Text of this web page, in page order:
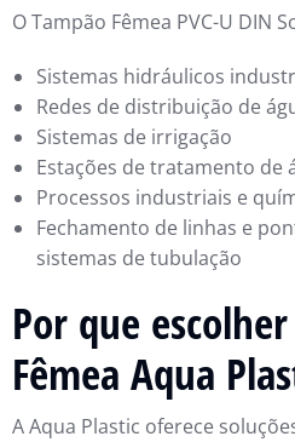
O Tampão Fêmea PVC-U DIN
Sistemas hidráulicos
Redes de distribuição de
Sistemas de irrigação
Estações de tratamento de
Processos industriais e
Fechamento de linhas e
sistemas de tubulação
Por que
Fêmea Aqua
A Aqua Plastic oferece